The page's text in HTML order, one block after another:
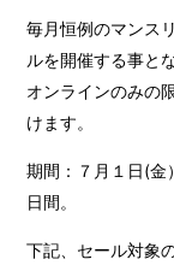
毎月恒例のマンス
ルを開催する事と
オンラインのみの
けます。
期間：７月１日(金
日間。
下記、セール対象